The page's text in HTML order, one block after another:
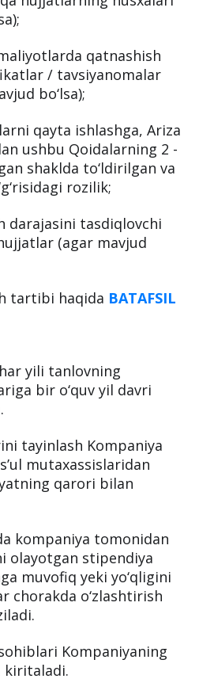
qatnashish
/ tavsiyanomalar
bo‘lsa);
qayta ishlashga, Ariza
ushbu Qoidalarning 2 -
shaklda to‘ldirilgan va
rozilik;
darajasini tasdiqlovchi
(agar mavjud
tartibi haqida BATAFSIL
yili tanlovning
bir o‘quv yil davri
tayinlash Kompaniya
mutaxassislaridan
qarori bilan
kompaniya tomonidan
olayotgan stipendiya
muvofiq yeki yo‘qligini
chorakda o‘zlashtirish
Kompaniyaning
kiritaladi.